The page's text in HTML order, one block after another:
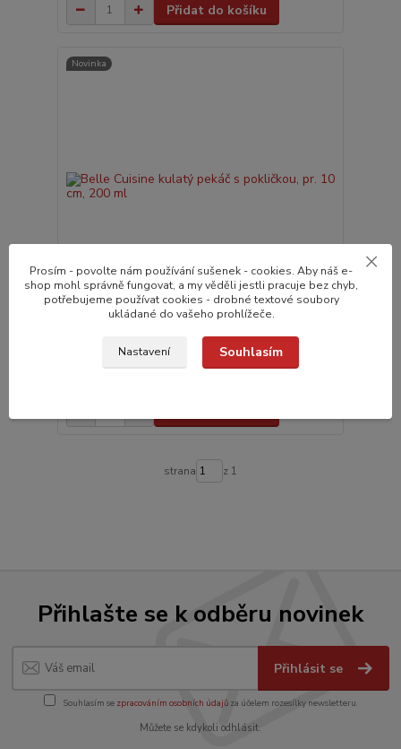
Přidat do košíku
Novinka
505,0 Kč/ks
do 24 hodin v e-
strana z 1
Přihlašte se k odběru novinek
Přihlásit se
Souhlasím se zpracováním osobních údajůza účelem rozesílky newsletteru.
Můžete se kdykoli odhlásit.
Prosím - povolte nám používání sušenek - cookies. Aby náš e-
shop mohl správně fungovat, a my věděli jestli pracuje bez chyb,
potřebujeme používat cookies - drobné textové soubory
ukládané do vašeho prohlížeče.
Nastavení Souhlasím